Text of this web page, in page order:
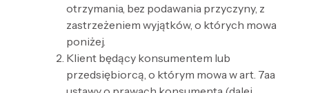
otrzymania, bez podawania przyczyny, z
zastrzeżeniem wyjątków, o których mowa
poniżej.
Klient będący konsumentem lub
przedsiębiorcą, o którym mowa w art. 7aa